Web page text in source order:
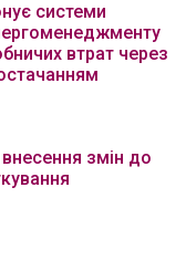
системи
втрат через
змін до